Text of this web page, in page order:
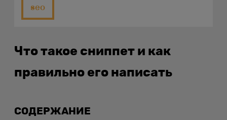
seo
Что такое сниппет и как
правильно его написать
СОДЕРЖАНИЕ